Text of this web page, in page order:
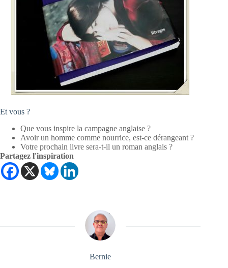
Et vous ?
Que vous inspire la campagne anglaise ?
Avoir un homme comme nourrice, est-ce dérangeant ?
Votre prochain livre sera-t-il un roman anglais ?
Partagez l'inspiration
Bernie